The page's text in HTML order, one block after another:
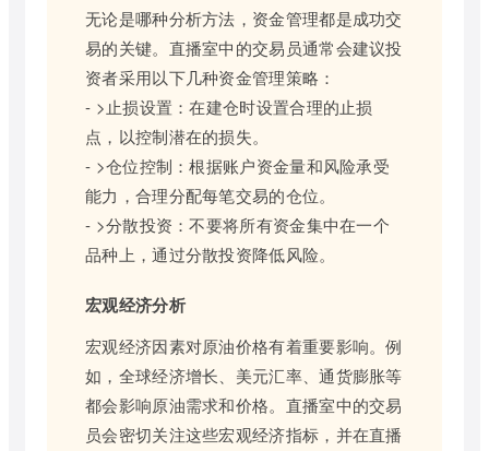
无论是哪种分析方法，资金管理都是成功交
易的关键。直播室中的交易员通常会建议投
资者采用以下几种资金管理策略：
- >止损设置：在建仓时设置合理的止损
点，以控制潜在的损失。
- >仓位控制：根据账户资金量和风险承受
能力，合理分配每笔交易的仓位。
- >分散投资：不要将所有资金集中在一个
品种上，通过分散投资降低风险。
宏观经济分析
宏观经济因素对原油价格有着重要影响。例
如，全球经济增长、美元汇率、通货膨胀等
都会影响原油需求和价格。直播室中的交易
员会密切关注这些宏观经济指标，并在直播